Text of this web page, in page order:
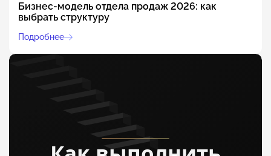
Бизнес-модель отдела продаж 2026: как
выбрать структуру
Подробнее